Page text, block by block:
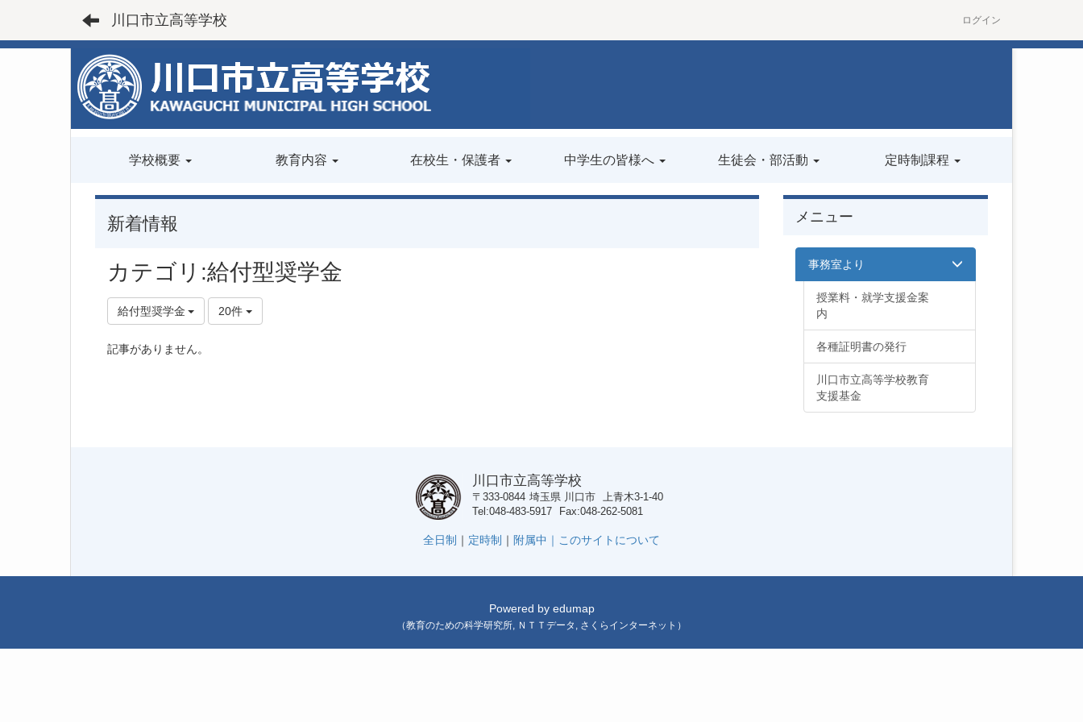
川口市立高等学校 ログイン
学校概要 教育内容 在校生・保護者 中学生の皆様へ 生徒会・部活動 定時制課程
新着情報
カテゴリ:給付型奨学金
給付型奨学金 20件
記事がありません。
メニュー
事務室より
授業料・就学支援金案
内
各種証明書の発行
川口市立高等学校教育
支援基金
川口市立高等学校
〒333-0844 埼玉県 川口市 上青木3-1-40
Tel 048-483-5917 Fax 048-262-5081
全日制 ｜ 定時制 ｜ 附属中｜ このサイトについて
Powered by edumap
（教育のための科学研究所, ＮＴＴデータ , さくらインターネット ）